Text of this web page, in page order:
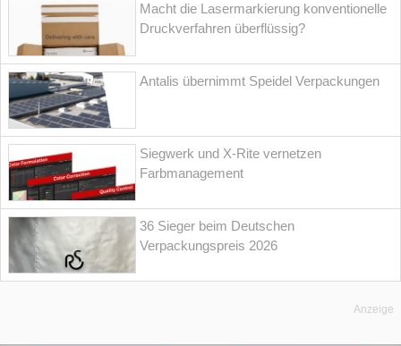
Macht die Lasermarkierung konventionelle
Druckverfahren überflüssig?
Antalis übernimmt Speidel Verpackungen
Siegwerk und X-Rite vernetzen
Farbmanagement
36 Sieger beim Deutschen
Verpackungspreis 2026
Anzeige